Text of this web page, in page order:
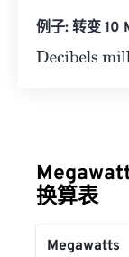
例子: 转变
Decibels
换算表
Megawatts